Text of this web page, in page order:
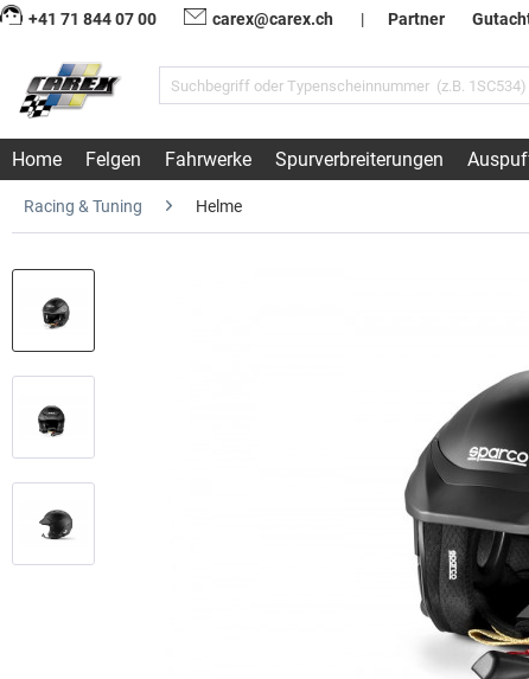
+41 71 844 07 00 carex@carex.ch | Partner
Home Felgen Fahrwerke Spurverbreiterungen
Racing & Tuning Helme